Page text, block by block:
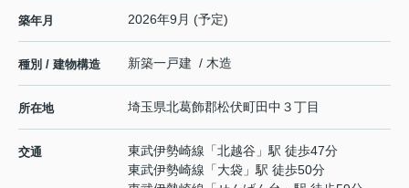
築年月 2026年9月 (予定)
種別 / 建物構造 新築一戸建 / 木造
所在地 埼玉県北葛飾郡松伏町田中 ３丁目
交通 東武伊勢崎線 「北越谷 」駅 徒歩47分
東武伊勢崎線 「大袋 」駅 徒歩50分